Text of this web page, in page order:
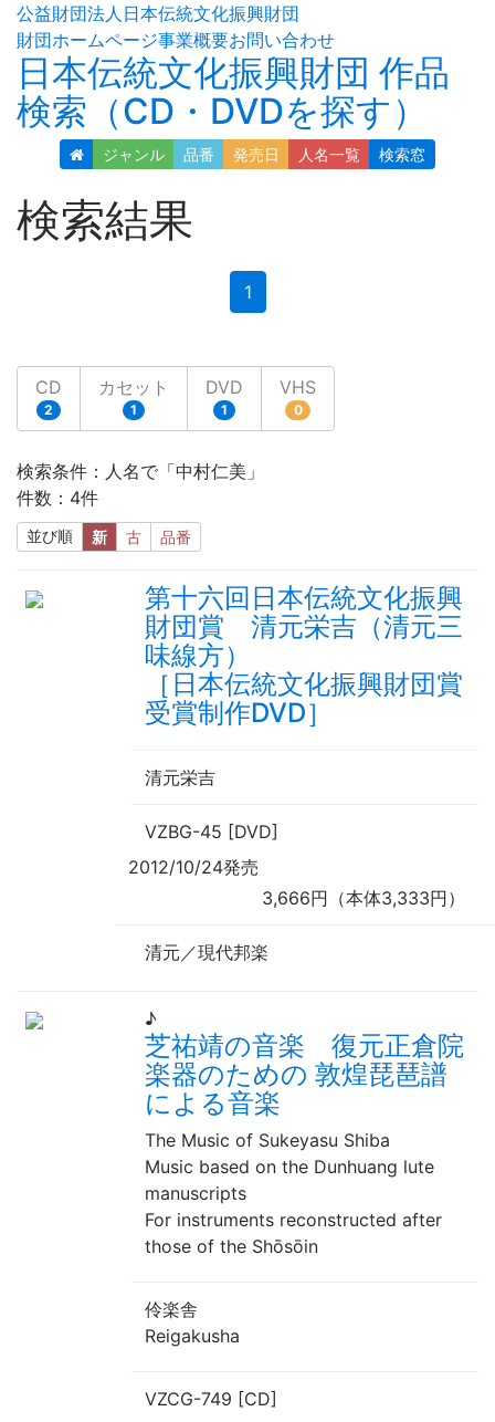
公益財団法人日本伝統文化振興財団
財団ホームページ事業概要お問い合わせ
日本伝統文化振興財団 作品
検索（CD・DVDを探す）
ジャンル 品番 発売日 人名一覧 検索窓
検索結果
1(current)
CD
2
カセット
1
DVD
1
VHS
0
検索条件：人名で「中村仁美」
件数：4件
並び順 新 古 品番
第十六回日本伝統文化振興
財団賞 清元栄吉（清元三
味線方）
［日本伝統文化振興財団賞
受賞制作DVD］
清元栄吉
VZBG-45 [DVD]
2012/10/24発売
3,666円（本体3,333円）
清元／現代邦楽
♪
芝祐靖の音楽 復元正倉院
楽器のための 敦煌琵琶譜
による音楽
The Music of Sukeyasu Shiba
Music based on the Dunhuang lute
manuscripts
For instruments reconstructed after
those of the Shōsōin
伶楽舎
Reigakusha
VZCG-749 [CD]